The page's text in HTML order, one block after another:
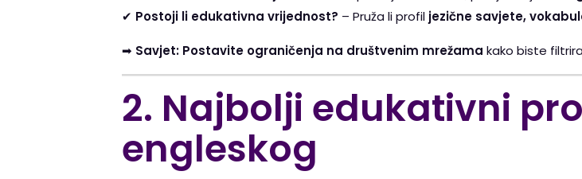
✔ Postoji li edukativna vrijednost? – Pruža li profil jezične savjete,
➡ Savjet: Postavite ograničenja na društvenim mrežama kako biste
2. Najbolji edukativni
engleskog